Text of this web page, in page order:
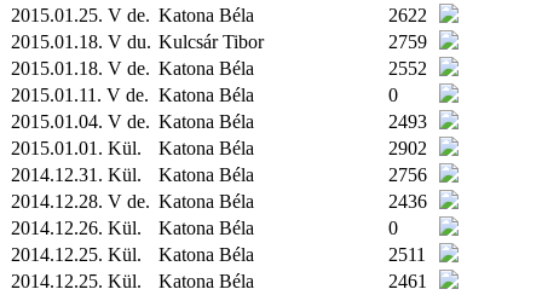
2015.01.25. V de. Katona Béla
2622
2015.01.18. V du. Kulcsár Tibor
2759
2015.01.18. V de. Katona Béla
2552
2015.01.11. V de. Katona Béla
0
2015.01.04. V de. Katona Béla
2493
2015.01.01. Kül. Katona Béla
2902
2014.12.31. Kül. Katona Béla
2756
2014.12.28. V de. Katona Béla
2436
2014.12.26. Kül. Katona Béla
0
2014.12.25. Kül. Katona Béla
2511
2014.12.25. Kül. Katona Béla
2461